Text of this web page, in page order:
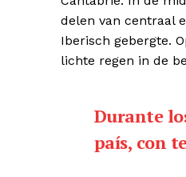
delen van centraal
Iberisch gebergte.
lichte regen in de
Durante
país, con